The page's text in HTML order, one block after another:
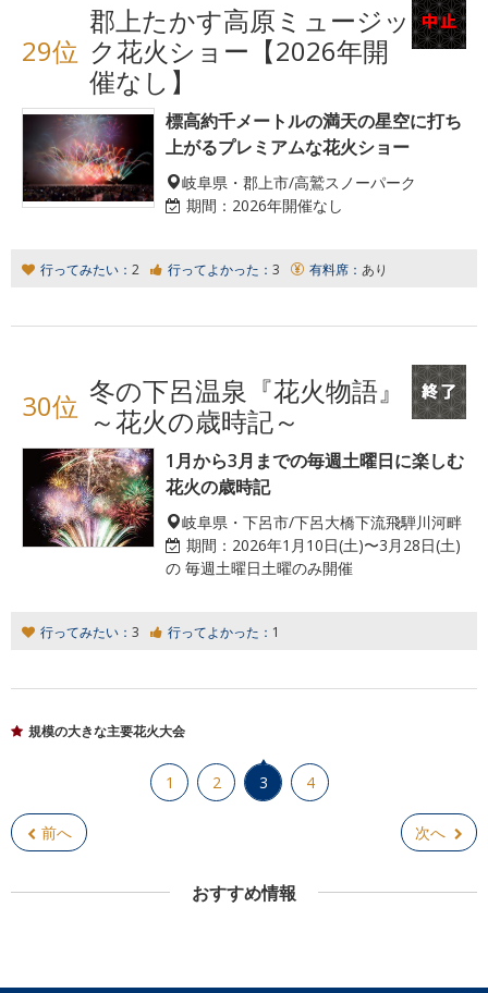
29位
郡上たかす高原ミュージッ
ク花火ショー【2026年開
催なし】
標高約千メートルの満天の星空に打ち
上がるプレミアムな花火ショー
岐阜県・郡上市/高鷲スノーパーク
期間： 2026年開催なし
行ってみたい： 2 行ってよかった： 3 有料席： あり
30位 冬の下呂温泉『花火物語』
～花火の歳時記～
1月から3月までの毎週土曜日に楽しむ
花火の歳時記
岐阜県・下呂市/下呂大橋下流飛騨川河畔
期間： 2026年1月10日(土)〜3月28日(土)
の 毎週土曜日土曜のみ開催
行ってみたい： 3 行ってよかった： 1
規模の大きな主要花火大会
前へ
1 2 3 4
次へ
おすすめ情報